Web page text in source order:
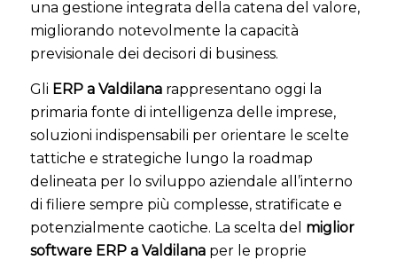
una gestione integrata della catena del valore,
migliorando notevolmente la capacità
previsionale dei decisori di business.
Gli ERP a Valdilana rappresentano oggi la
primaria fonte di intelligenza delle imprese,
soluzioni indispensabili per orientare le scelte
tattiche e strategiche lungo la roadmap
delineata per lo sviluppo aziendale all’interno
di filiere sempre più complesse, stratificate e
potenzialmente caotiche. La scelta del miglior
software ERP a Valdilana per le proprie